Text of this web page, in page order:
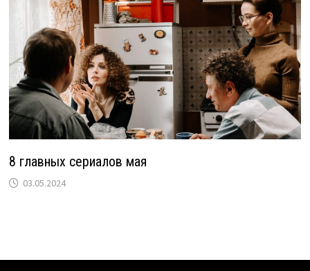
8 главных сериалов мая
03.05.2024